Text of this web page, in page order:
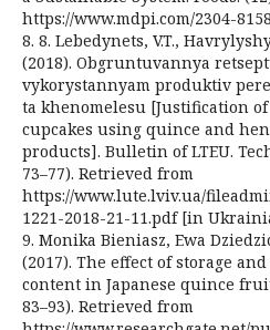
https://www.mdpi.com/2304-
8. 8. Lebedynets, V.T.,
(2018). Obgruntuvannya
vykorystannyam produktiv
ta khenomelesu [Justification
cupcakes using quince and
products]. Bulletin of LTEU.
73–77). Retrieved from
https://www.lute.lviv.ua/
1221-2018-21-11.pdf [in
9. Monika Bieniasz, Ewa
(2017). The effect of storage
content in Japanese quince
83–93). Retrieved from